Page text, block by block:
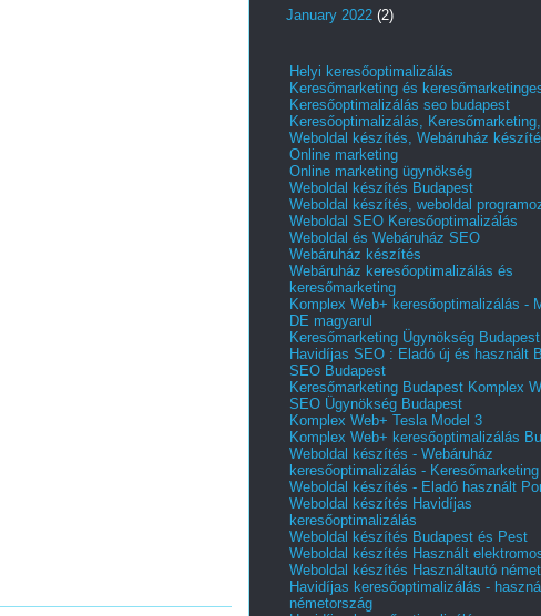
January 2022 (2)
Helyi keresőoptimalizálás
Keresőmarketing és
Keresőoptimalizálás seo budapest
Keresőoptimalizálás, Keresőmarketing,
Weboldal készítés, Webáruház
Online marketing
Online marketing ügynökség
Weboldal készítés Budapest
Weboldal készítés, weboldal
Weboldal SEO Keresőoptimalizálás
Weboldal és Webáruház SEO
Webáruház készítés
Webáruház keresőoptimalizálás és
keresőmarketing
Komplex Web+ keresőoptimalizálás -
DE magyarul
Keresőmarketing Ügynökség Budapest
Havidíjas SEO : Eladó új és használt
SEO Budapest
Keresőmarketing Budapest Komplex
SEO Ügynökség Budapest
Komplex Web+ Tesla Model 3
Komplex Web+ keresőoptimalizálás
Weboldal készítés - Webáruház
keresőoptimalizálás - Keresőmarketing
Weboldal készítés - Eladó használt
Weboldal készítés Havidíjas
keresőoptimalizálás
Weboldal készítés Budapest és Pest
Weboldal készítés Használt
Weboldal készítés Használtautó
Havidíjas keresőoptimalizálás -
németország